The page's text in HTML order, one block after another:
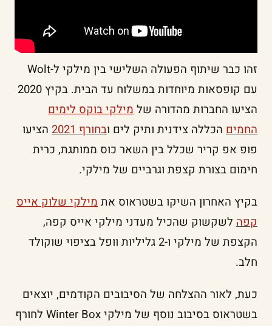
זהו כבר שיתוף הפעולה השלישי בין מילקי ל-Wolt
עם קופסאות מיוחדות במשלוח עד הבית. בקיץ 2020
הציעו החברות מהדורה שלמילקי בוקס לימים
החמים הכללה צידנית ותיק לים ובחורף 2021
הציעו
פופ אפ קריר שכלל בין השאר כוס ממותגת, כרית
חימום בצורת קצפת וגרביים של מילקי.
בקיץ האחרון השיקו בשטראוס אתמילקי שלוק אייס
קפה לשקשוק שהכיל מעדני מילקי אייס קפה,
הקצפת של מילקי ו-2 גליליות וופל בציפוי שוקולד
חלב.
כעת, לאור ההצלחה של הסיבובים הקודמים, יוצאים
בשטראוס בסיבוב נוסף של מילקי Winter Box לחורף